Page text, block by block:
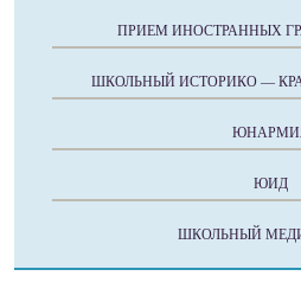
ПРИЕМ ИНОСТРАННЫХ
ШКОЛЬНЫЙ ИСТОРИКО —
ЮИД
ШКОЛЬНЫЙ